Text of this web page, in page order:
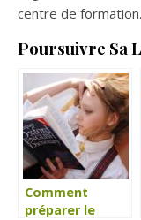
centre de formation.
Poursuivre Sa
Comment
préparer le